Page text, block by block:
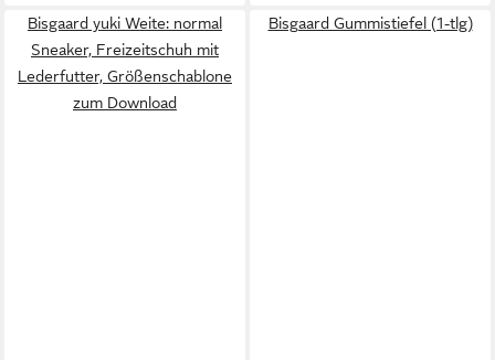
Bisgaard yuki Weite: normal
Sneaker, Freizeitschuh mit
Lederfutter, Größenschablone
zum Download
Bisgaard Gummistiefel (1-tlg)